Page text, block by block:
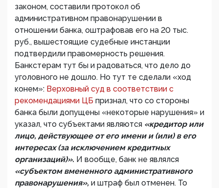
законом, составили протокол об
административном правонарушении в
отношении банка, оштрафовав его на 20 тыс.
руб., вышестоящие судебные инстанции
подтвердили правомерность решения.
Банкстерам тут бы и радоваться, что дело до
уголовного не дошло. Но тут те сделали «ход
конем»: Верховный суд в соответствии с
рекомендациями ЦБ признал, что со стороны
банка были допущены «некоторые нарушения» и
указал, что субъектами являются «кредитор или
лицо, действующее от его имени и (или) в его
интересах (за исключением кредитных
организаций)». И вообще, банк не являлся
«субъектом вмененного административного
правонарушения», и штраф был отменен. То